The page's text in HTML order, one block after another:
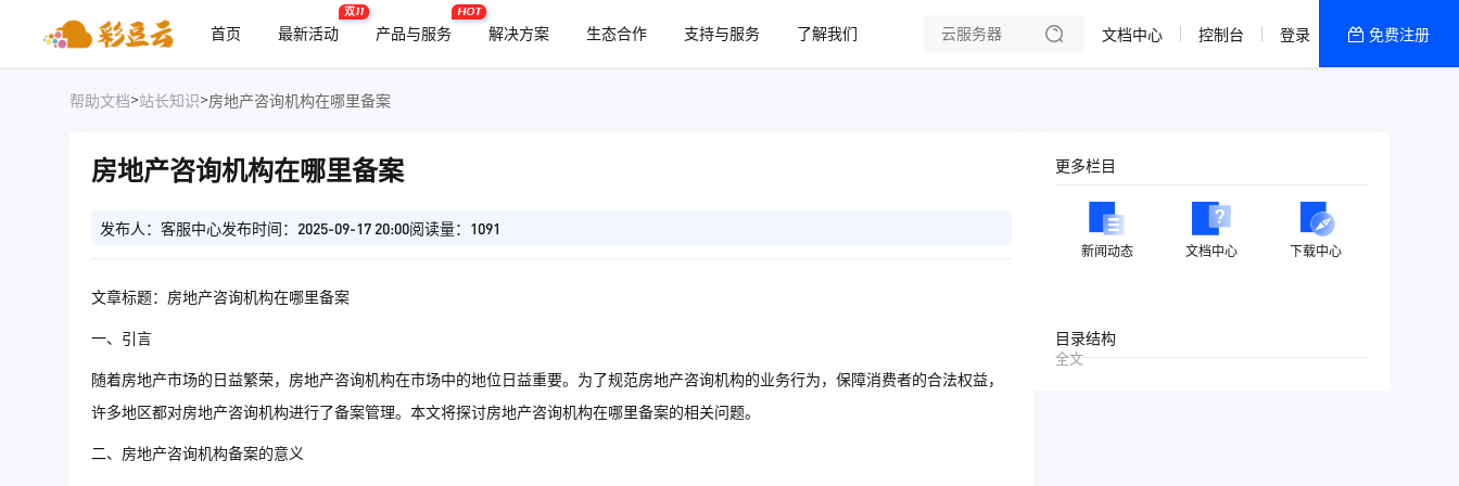
首页 最新活动
双11
产品与服务
HOT
解决方案 生态合作 支持与服务
了解我们
美国高防2区[推荐]
文档中心 控制台 登录 免费注册
帮助文档>站长知识>房地产咨询机构在哪里备案
房地产咨询机构在哪里备案
发布人：客服中心发布时间：2025-09-17 20:00阅读量：1091
文章标题：房地产咨询机构在哪里备案
一、引言
随着房地产市场的日益繁荣，房地产咨询机构在市场中的地位日益重要。为了规范房地产咨询机构的业务行为，保障消费者的合法权益，
许多地区都对房地产咨询机构进行了备案管理。本文将探讨房地产咨询机构在哪里备案的相关问题。
二、房地产咨询机构备案的意义
更多栏目
新闻动态 文档中心 下载中心
目录结构
全文